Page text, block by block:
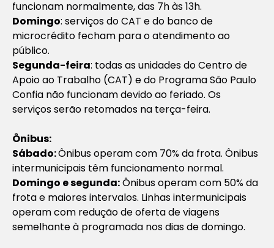
funcionam normalmente, das 7h às 13h.
Domingo: serviços do CAT e do banco de
microcrédito fecham para o atendimento ao
público.
Segunda-feira: todas as unidades do Centro de
Apoio ao Trabalho (CAT) e do Programa São Paulo
Confia não funcionam devido ao feriado. Os
serviços serão retomados na terça-feira.
Ônibus:
Sábado:Ônibus operam com 70% da frota. Ônibus
intermunicipais têm funcionamento normal.
Domingo e segunda:Ônibus operam com 50% da
frota e maiores intervalos. Linhas intermunicipais
operam com redução de oferta de viagens
semelhante à programada nos dias de domingo.